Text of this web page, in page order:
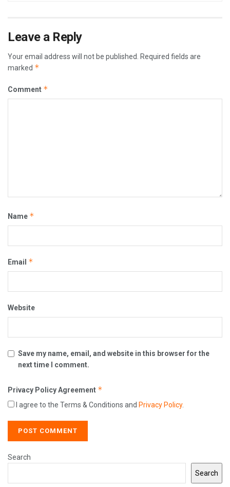
Leave a Reply
Your email address will not be published.
Required fields are
marked *
Comment *
Name *
Email *
Website
Save my name, email, and website in this browser for the
next time I comment.
Privacy Policy Agreement *
I agree to the Terms & Conditions and Privacy Policy.
Search
Search